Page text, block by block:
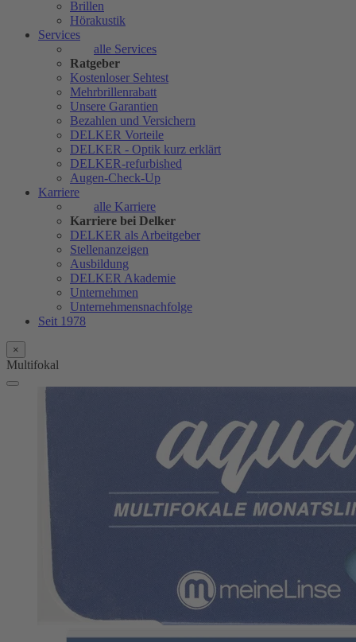
Brillen
Hörakustik
Services
alle Services
Ratgeber
Kostenloser Sehtest
Mehrbrillenrabatt
Unsere Garantien
Bezahlen und Versichern
DELKER Vorteile
DELKER - Optik kurz erklärt
DELKER-refurbished
Augen-Check-Up
Karriere
alle Karriere
Karriere bei Delker
DELKER als Arbeitgeber
Stellenanzeigen
Ausbildung
DELKER Akademie
Unternehmen
Unternehmensnachfolge
Seit 1978
×
Multifokal